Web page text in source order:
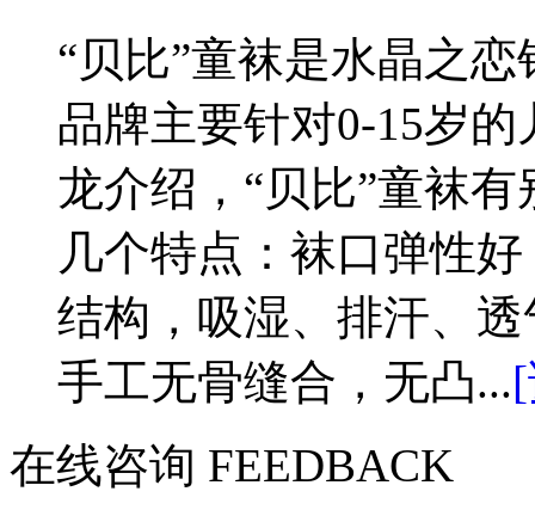
“贝比”童袜是水晶之
品牌主要针对0-15岁
龙介绍，“贝比”童袜
几个特点：袜口弹性
结构，吸湿、排汗、
手工无骨缝合，无凸...
在线咨询 FEEDBACK